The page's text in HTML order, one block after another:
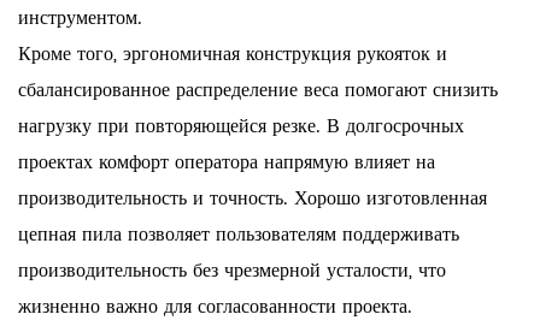
инструментом.
Кроме того, эргономичная конструкция рукояток и
сбалансированное распределение веса помогают снизить
нагрузку при повторяющейся резке. В долгосрочных
проектах комфорт оператора напрямую влияет на
производительность и точность. Хорошо изготовленная
цепная пила позволяет пользователям поддерживать
производительность без чрезмерной усталости, что
жизненно важно для согласованности проекта.